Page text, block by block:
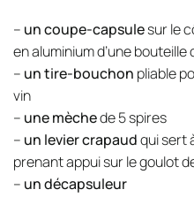
– un coupe-capsulesur le
en aluminium d’une bouteille
– un tire-bouchon pliable
vin
– une mèchede 5 spires
– un levier crapaudqui sert
prenant appui sur le goulot
– un décapsuleur